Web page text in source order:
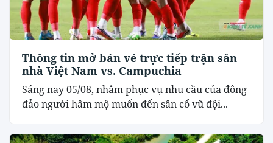
Thông tin mở bán vé trực tiếp trận sân
nhà Việt Nam vs. Campuchia
Sáng nay 05/08, nhằm phục vụ nhu cầu của đông
đảo người hâm mộ muốn đến sân cổ vũ đội...